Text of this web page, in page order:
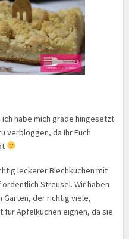
habe mich grade hingesetzt
verbloggen, da Ihr Euch
leckerer Blechkuchen mit
Streusel. Wir haben
Garten, der richtig viele,
Apfelkuchen eignen, da sie